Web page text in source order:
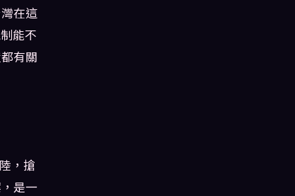
在這
能不
有關
，搶
是一